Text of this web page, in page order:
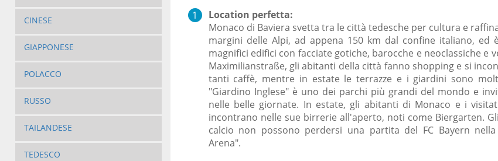
CINESE
GIAPPONESE
POLACCO
RUSSO
TAILANDESE
TEDESCO
Location perfetta:
Monaco di Baviera svetta tra le città tedesche per cultura e
margini delle Alpi, ad appena 150 km dal confine italiano, ed
magnifici edifici con facciate gotiche, barocche e neoclassiche e
Maximilianstraße, gli abitanti della città fanno shopping e si
tanti caffè, mentre in estate le terrazze e i giardini sono
"Giardino Inglese" è uno dei parchi più grandi del mondo e
nelle belle giornate. In estate, gli abitanti di Monaco e i
incontrano nelle sue birrerie all'aperto, noti come Biergarten.
calcio non possono perdersi una partita del FC Bayern nella
Arena".